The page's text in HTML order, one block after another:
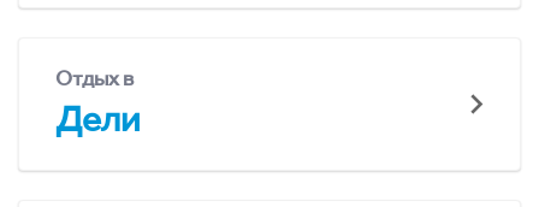
Отдых в
Дели